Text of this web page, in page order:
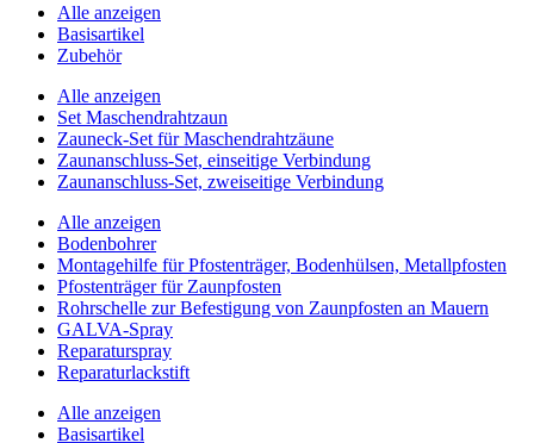
Alle anzeigen
Basisartikel
Zubehör
Alle anzeigen
Set Maschendrahtzaun
Zauneck-Set für Maschendrahtzäune
Zaunanschluss-Set, einseitige Verbindung
Zaunanschluss-Set, zweiseitige Verbindung
Alle anzeigen
Bodenbohrer
Montagehilfe für Pfostenträger, Bodenhülsen, Metallpfosten
Pfostenträger für Zaunpfosten
Rohrschelle zur Befestigung von Zaunpfosten an Mauern
GALVA-Spray
Reparaturspray
Reparaturlackstift
Alle anzeigen
Basisartikel